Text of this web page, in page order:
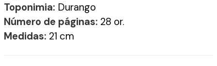
Toponimia: Durango
Número de páginas: 28 or.
Medidas: 21 cm